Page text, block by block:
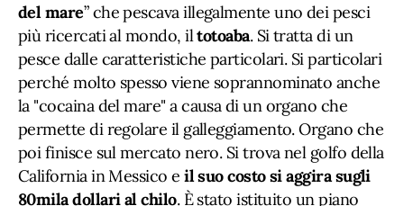
del mare” che pescava illegalmente uno dei pesci
più ricercati al mondo, iltotoaba. Si tratta di un
pesce dalle caratteristiche particolari. Si particolari
perché molto spesso viene soprannominato anche
la "cocaina del mare" a causa di un organo che
permette di regolare il galleggiamento. Organo che
poi finisce sul mercato nero. Si trova nel golfo della
California in Messico eil suo costo si aggira sugli
80mila dollari al chilo. È stato istituito un piano